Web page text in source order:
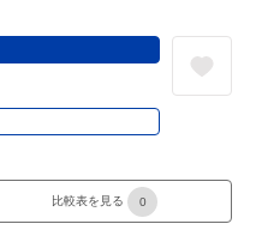
比較表を見る 0